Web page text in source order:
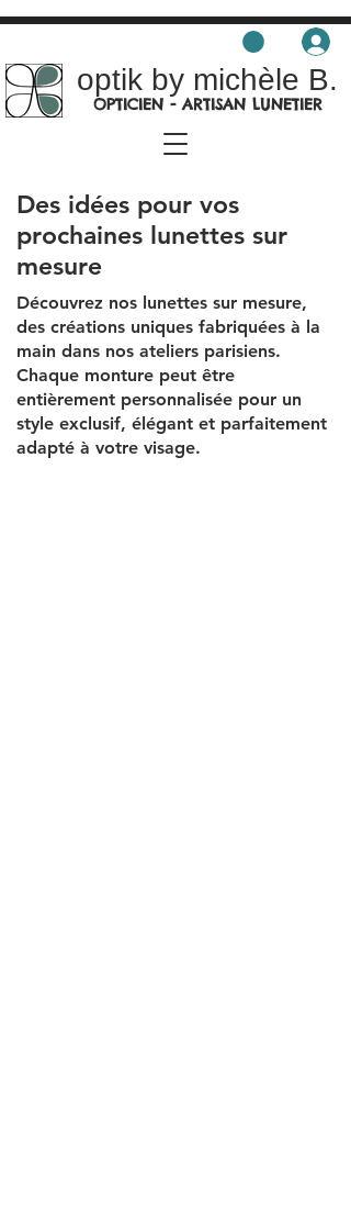
optik by michèle B.
OPTICIEN - ARTISAN LUNETIER
Des idées pour vos
prochaines lunettes sur
mesure
Découvrez nos lunettes sur mesure,
des créations uniques fabriquées à la
main dans nos ateliers parisiens.
Chaque monture peut être
entièrement personnalisée pour un
style exclusif, élégant et parfaitement
adapté à votre visage.